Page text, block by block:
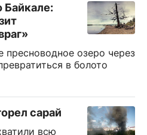
Байкале:
пресноводное озеро через
в болото
сарай
всю